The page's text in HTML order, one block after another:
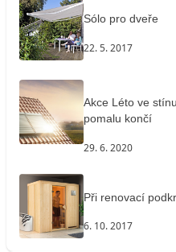
Sólo pro dveře
22. 5. 2017
Akce Léto ve
pomalu končí
29. 6. 2020
Při renovací
6. 10. 2017